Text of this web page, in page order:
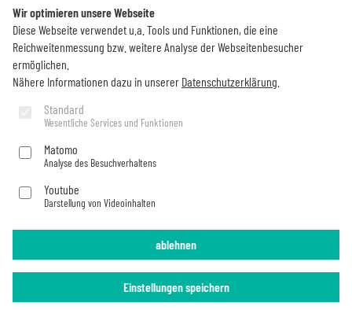
Kontakt und Vertrieb
+49 (0) 5272 6009 0
info@becker-brakel.de
Sie möchten rund um Becker immer auf dem Laufenden bleiben?
Jetzt abonnieren
Impressum Datenschutz
Wir optimieren unsere Webseite
Diese Webseite verwendet u.a. Tools und Funktionen, die eine
Reichweitenmessung bzw. weitere Analyse der Webseitenbesucher
ermöglichen.
Nähere Informationen dazu in unserer Datenschutzerklärung
Standard
Wesentliche Services und Funktionen
Matomo
Analyse des Besuchverhaltens
Youtube
Darstellung von Videoinhalten
Einstellungen speichern
ablehnen